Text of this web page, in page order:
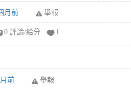
月前 舉報
0 評論/給分 1
前 舉報